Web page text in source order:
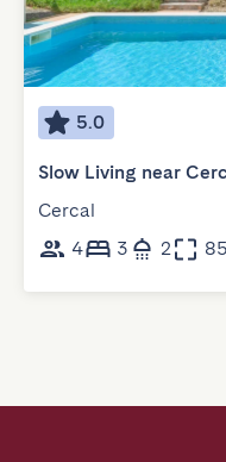
5.0
Slow Living near
Cercal
4
3 2